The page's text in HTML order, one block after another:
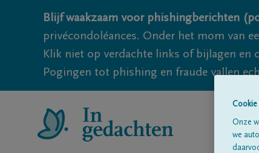
Blijf waakzaam voor phishingberichten
privécondoléances. Onder het mom van
Klik niet op verdachte links of bijlagen en
Pogingen tot phishing en fraude vallen
Cookie
Onze
we